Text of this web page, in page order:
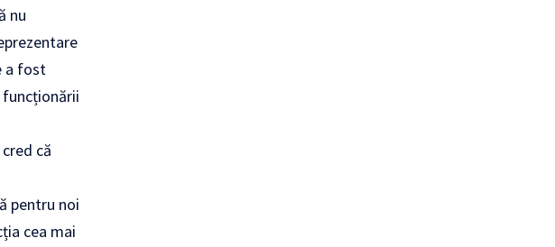
nu
a fost
că
pentru noi
cea mai